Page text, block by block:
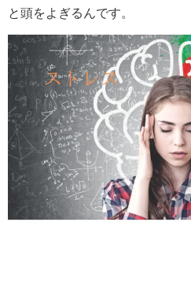
と頭をよぎるんです。